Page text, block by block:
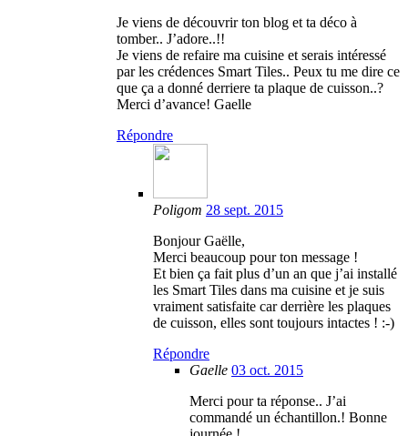
Je viens de découvrir ton blog et ta déco à
tomber.. J’adore..!!
Je viens de refaire ma cuisine et serais intéressé
par les crédences Smart Tiles.. Peux tu me dire ce
que ça a donné derriere ta plaque de cuisson..?
Merci d’avance! Gaelle
Répondre
Poligom 28 sept. 2015
Bonjour Gaëlle,
Merci beaucoup pour ton message !
Et bien ça fait plus d’un an que j’ai installé
les Smart Tiles dans ma cuisine et je suis
vraiment satisfaite car derrière les plaques
de cuisson, elles sont toujours intactes ! :-)
Répondre
Gaelle 03 oct. 2015
Merci pour ta réponse.. J’ai
commandé un échantillon.! Bonne